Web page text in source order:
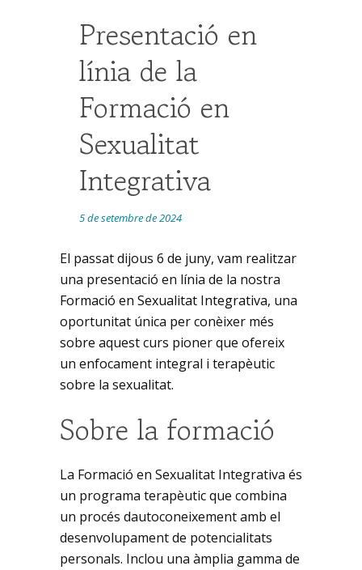
Presentació en
línia de la
Formació en
Sexualitat
Integrativa
5 de setembre de 2024
El passat dijous 6 de juny, vam realitzar
una presentació en línia de la nostra
Formació en Sexualitat Integrativa, una
oportunitat única per conèixer més
sobre aquest curs pioner que ofereix
un enfocament integral i terapèutic
sobre la sexualitat.
Sobre la formació
La Formació en Sexualitat Integrativa és
un programa terapèutic que combina
un procés dautoconeixement amb el
desenvolupament de potencialitats
personals. Inclou una àmplia gamma de